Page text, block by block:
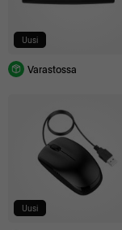
Uusi
Varastossa
Uusi